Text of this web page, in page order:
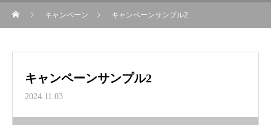
キャンペーン キャンペーンサンプル2
キャンペーンサンプル2
2024.11.03